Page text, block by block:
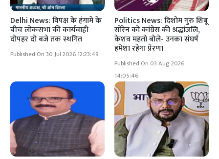
Delhi News: विपक्ष के हंगामे के
बीच लोकसभा की कार्यवाही
दोपहर दो बजे तक स्थगित
Published On 30 Jul 2026 12:23:49
Politics News: दिशोम गुरु शिबू
सोरेन को कांग्रेस की श्रद्धांजलि,
केशव महतो बोले- उनका संघर्ष
हमेशा रहेगा प्रेरणा
Published On 03 Aug 2026
14:05:46